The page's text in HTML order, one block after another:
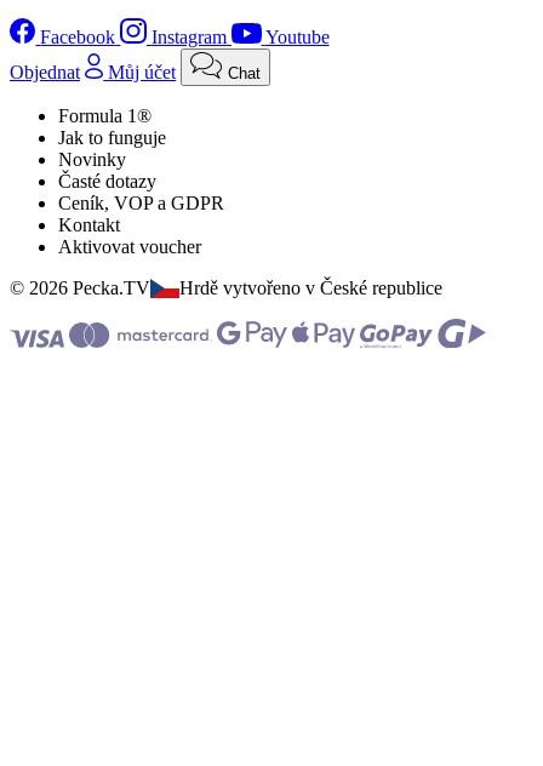
Facebook Instagram
Youtube
Objednat
Můj účet Chat
Formula 1®
Jak to funguje
Novinky
Časté dotazy
Ceník, VOP a GDPR
Kontakt
Aktivovat voucher
© 2026 Pecka.TV
Hrdě vytvořeno v České republice